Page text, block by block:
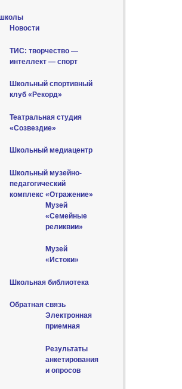
Новости
ТИС: творчество —
интеллект — спорт
Школьный спортивный
клуб «Рекорд»
Театральная студия
«Созвездие»
Школьный медиацентр
Школьный музейно-
педагогический
комплекс «Отражение»
Музей
«Семейные
реликвии»
Музей
«Истоки»
Школьная библиотека
Обратная связь
Электронная
приемная
Результаты
анкетирования
и опросов